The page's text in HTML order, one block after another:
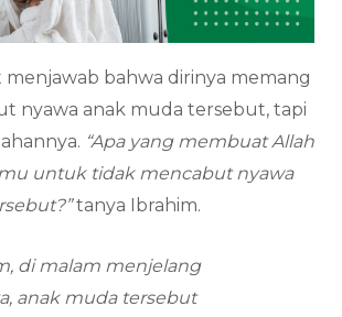
bahwa dirinya memang
nyawa anak muda tersebut, tapi
“Apa yang membuat Allah
untuk tidak mencabut nyawa
tanya Ibrahim.
di malam menjelang
anak muda tersebut